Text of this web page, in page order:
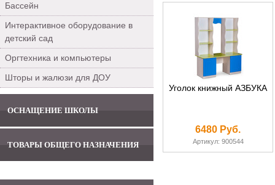
Бассейн
Интерактивное оборудование в
детский сад
Оргтехника и компьютеры
Шторы и жалюзи для ДОУ
ОСНАЩЕНИЕ ШКОЛЫ
ТОВАРЫ ОБЩЕГО НАЗНАЧЕНИЯ
Уголок книжный АЗБУКА
6480 Руб.
Артикул: 900544